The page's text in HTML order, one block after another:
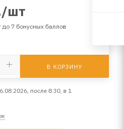
/шт
до 7 бонусных баллов
В КОРЗИНУ
после 8:30, в 1